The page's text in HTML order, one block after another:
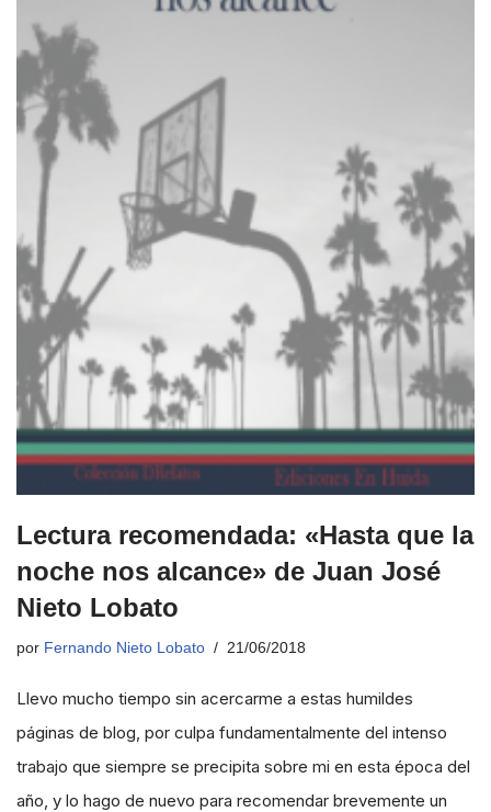
Lectura recomendada: «Hasta que la
noche nos alcance» de Juan José
Nieto Lobato
por Fernando Nieto Lobato 21/06/2018
Llevo mucho tiempo sin acercarme a estas humildes
páginas de blog, por culpa fundamentalmente del intenso
trabajo que siempre se precipita sobre mi en esta época del
año, y lo hago de nuevo para recomendar brevemente un